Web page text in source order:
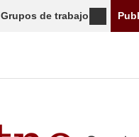
Grupos de trabajo